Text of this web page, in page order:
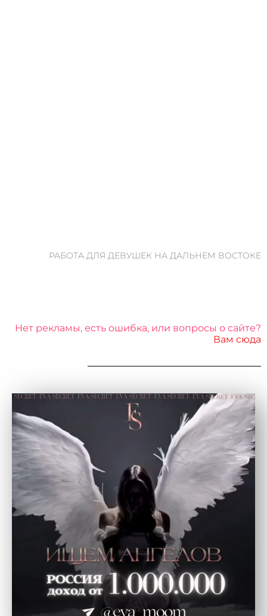
РАБОТА ДЛЯ ДЕВУШЕК НА ДАЛЬНЕМ ВОСТОКЕ
Нет рекламы, есть ошибка, или вопросы о сайте?
Вам сюда